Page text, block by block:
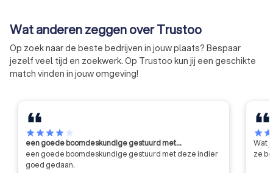
rechter.
Wat anderen zeggen over Trustoo
Op zoek naar de beste bedrijven in jouw plaats? Bespaar
jezelf veel tijd en zoekwerk. Op Trustoo kun jij een geschikte
match vinden in jouw omgeving!
starstarstarstarstar
een goede boomdeskundige gestuurd met…
een goede boomdeskundige gestuurd met deze indier
goed gedaan.
starstar
Wat
ze